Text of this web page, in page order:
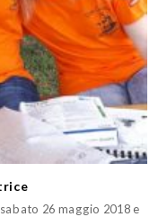
26 maggio 2018 e